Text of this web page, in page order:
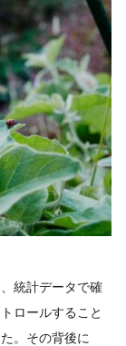
統計データで確
ロールすること
。その背後に